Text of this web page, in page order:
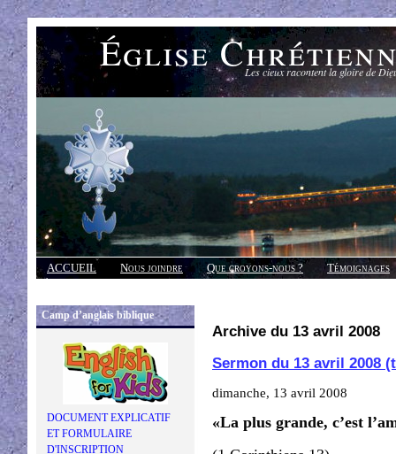
Église Les cieux racontent la gloire de
ACCUEIL Nous joindre Que croyons-nous ?
Témoignages
Réponses
Camp d’anglais biblique
DOCUMENT EXPLICATIF
ET FORMULAIRE
D'INSCRIPTION
Archive du 13 avril 2008
Sermon du 13 avril 2008
dimanche, 13 avril 2008
«La plus grande, c’est